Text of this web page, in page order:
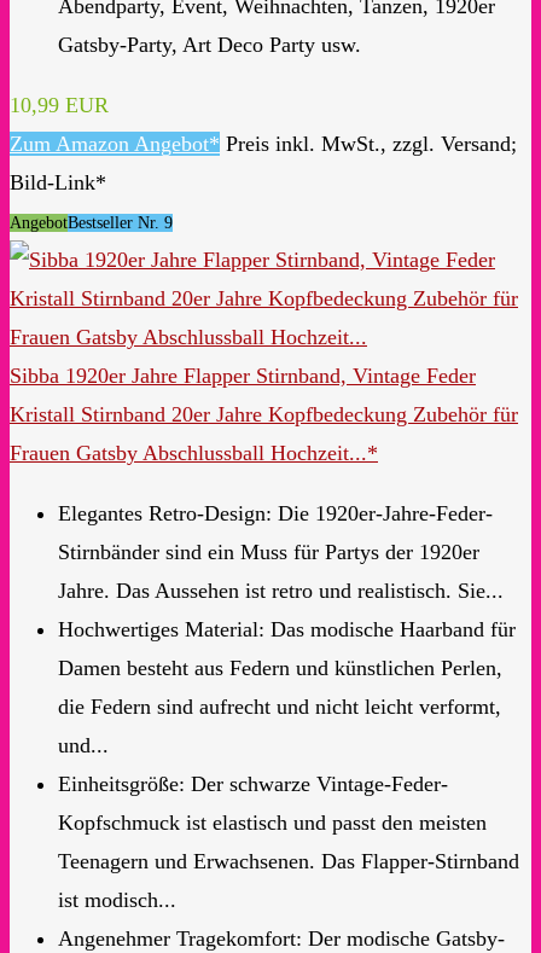
Abendparty, Event, Weihnachten, Tanzen, 1920er
Gatsby-Party, Art Deco Party usw.
10,99 EUR
Zum Amazon Angebot* Preis inkl. MwSt., zzgl. Versand;
Bild-Link*
AngebotBestseller Nr. 9
Sibba 1920er Jahre Flapper Stirnband, Vintage Feder
Kristall Stirnband ​20er Jahre Kopfbedeckung Zubehör für
Frauen Gatsby Abschlussball Hochzeit...*
Elegantes Retro-Design: Die 1920er-Jahre-Feder-
Stirnbänder sind ein Muss für Partys der 1920er
Jahre. Das Aussehen ist retro und realistisch. Sie...
Hochwertiges Material: Das modische Haarband für
Damen besteht aus Federn und künstlichen Perlen,
die Federn sind aufrecht und nicht leicht verformt,
und...
Einheitsgröße: Der schwarze Vintage-Feder-
Kopfschmuck ist elastisch und passt den meisten
Teenagern und Erwachsenen. Das Flapper-Stirnband
ist modisch...
Angenehmer Tragekomfort: Der modische Gatsby-